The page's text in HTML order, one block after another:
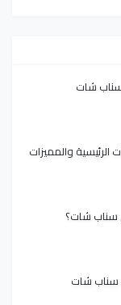
شات
والمميزات
سناب شات؟
سناب شات